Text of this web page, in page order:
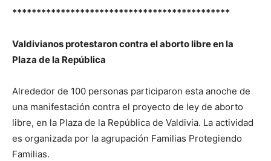
*********************************************
Valdivianos protestaron contra el aborto libre en la
Plaza de la República
Alrededor de 100 personas participaron esta anoche de
una manifestación contra el proyecto de ley de aborto
libre, en la Plaza de la República de Valdivia. La actividad
es organizada por la agrupación Familias Protegiendo
Familias.